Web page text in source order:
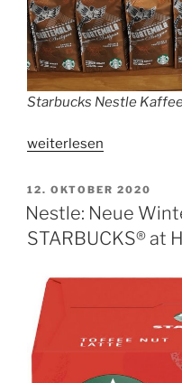
Starbucks Nestle
„Nestlé
mit
billigerer
Kaffeekapsel-
Nespresso
und
Starbucks“
weiterlesen
VERÖFFENTLICHT
AM
12. OKTOBER 2020
Nestle: Neue
STARBUCKS® at